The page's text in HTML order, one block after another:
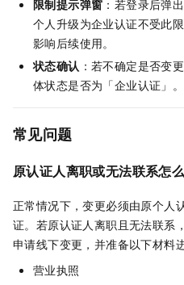
限制提示弹窗 ：若登录后弹
个人升级为企业认证不受此
影响后续使用。
状态确认 ：若不确定是否变
体状态是否为「企业认证」。
常见问题
原认证人离职或无法联系怎
正常情况下，变更必须由原个人
证。若原认证人离职且无法联系
申请线下变更，并准备以下材料
营业执照